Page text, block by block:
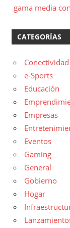
gama media
CATEGORÍAS
Conectividad
e-Sports
Educación
Empresas
Eventos
Gaming
General
Gobierno
Hogar